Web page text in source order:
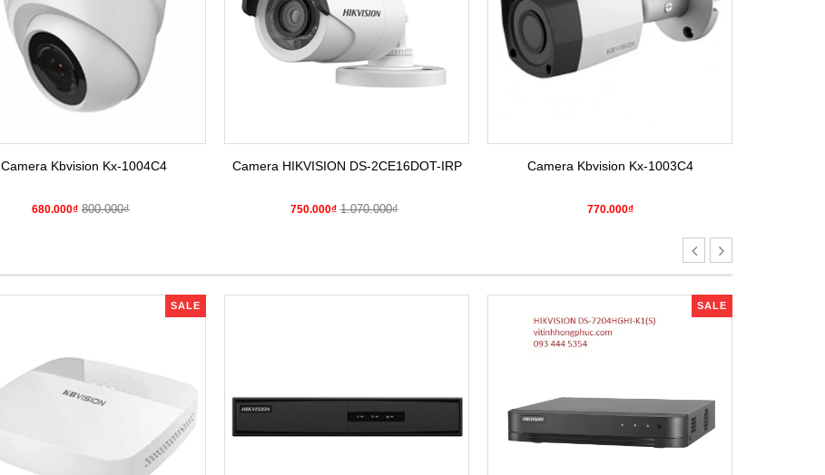
Camera Kbvision Kx-1004C4
680.000₫ 800.000₫
Camera HIKVISION DS-2CE16DOT-IRP
750.000₫ 1.070.000₫
Camera Kbvision Kx-1003C4
770.000₫
SALE SALE